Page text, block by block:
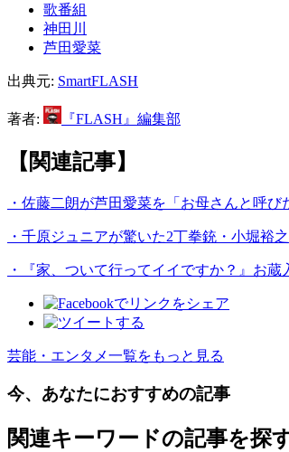
歌番組
神田川
芦田愛菜
出典元: SmartFLASH
著者: 『FLASH』編集部
【関連記事】
・佐藤二朗が芦田愛菜を「お母さんと呼び
・千原ジュニアが驚いた2丁拳銃・小堀裕
・『家、ついて行ってイイですか？』お蔵
芸能・エンタメ一覧をもっと見る
今、あなたにおすすめの記事
関連キーワードの記事を探